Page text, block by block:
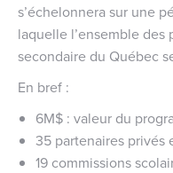
s’échelonnera sur une
laquelle l’ensemble
secondaire du Québec
En bref :
6M$ : valeur du
35 partenaires privés
19 commissions